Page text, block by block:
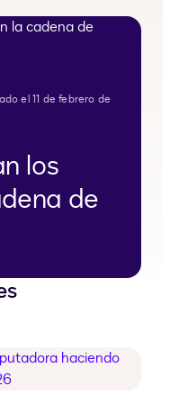
el 11 de febrero de
los
de